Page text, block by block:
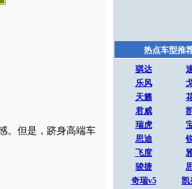
。但是，跻身高端车
热点车型推
骐达
乐风
天籁
君威
瑞虎
思迪
飞度
骏捷
奇瑞v5
凯